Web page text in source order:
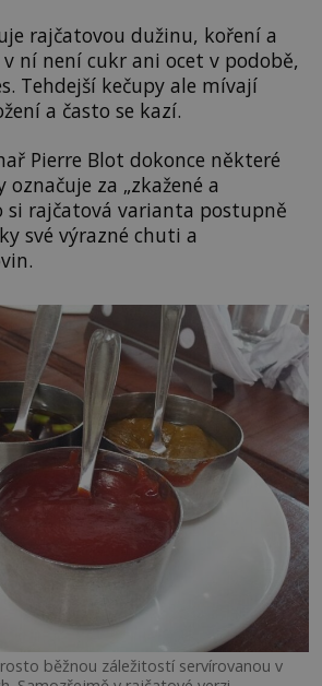
rajčatovou dužinu, koření a
ní není cukr ani ocet v podobě,
Tehdejší kečupy ale mívají
a často se kazí.
Pierre Blot dokonce některé
za „zkažené a
si rajčatová varianta postupně
své výrazné chuti a
běžnou záležitostí servírovanou v